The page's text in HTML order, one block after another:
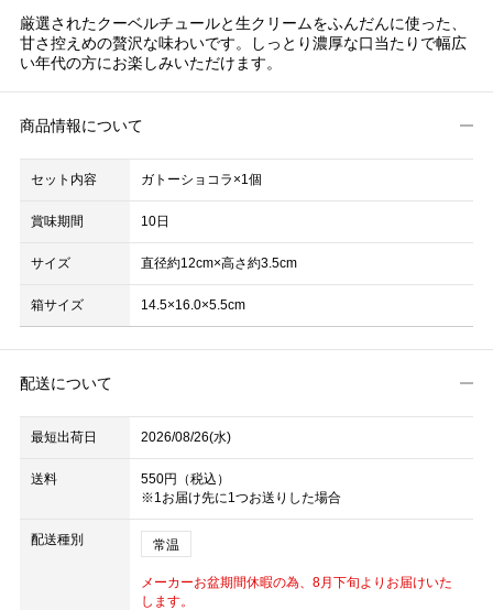
厳選されたクーベルチュールと生クリームをふんだんに使った、
甘さ控えめの贅沢な味わいです。しっとり濃厚な口当たりで幅広
い年代の方にお楽しみいただけます。
商品情報について
セット内容 ガトーショコラ×1個
賞味期間 10日
サイズ 直径約12cm×高さ約3.5cm
箱サイズ 14.5×16.0×5.5cm
配送について
最短出荷日 2026/08/26(水)
送料
550円（税込）
※1お届け先に1つお送りした場合
配送種別 常温
メーカーお盆期間休暇の為、8月下旬よりお届けいた
します。